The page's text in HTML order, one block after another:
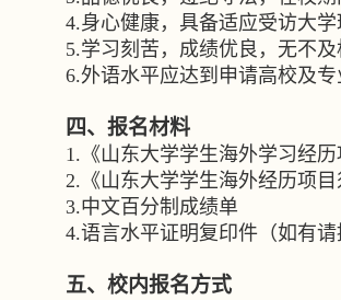
4.身心健康，具备适应受访大
5.学习刻苦，成绩优良，无不及
6.外语水平应达到申请高校及专
四、报名材料
1. 《山东大学学生海外学习经
2. 《山东大学学生海外经历项
3.中文百分制成绩单
4.语言水平证明复印件（如有请
五、校内报名方式